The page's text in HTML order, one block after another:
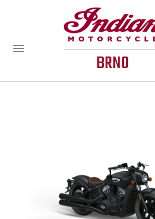
BRNO
Zobrazit/skrýt